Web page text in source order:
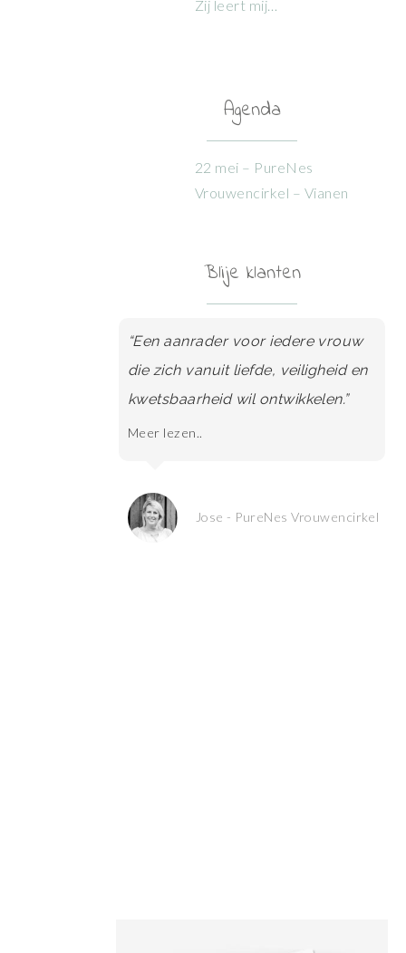
Zij leert mij…
Agenda
22 mei – PureNes
Vrouwencirkel – Vianen
Blije klanten
“Een aanrader voor iedere vrouw
die zich vanuit liefde, veiligheid en
kwetsbaarheid wil ontwikkelen.”
Meer lezen..
Jose - PureNes Vrouwencirkel